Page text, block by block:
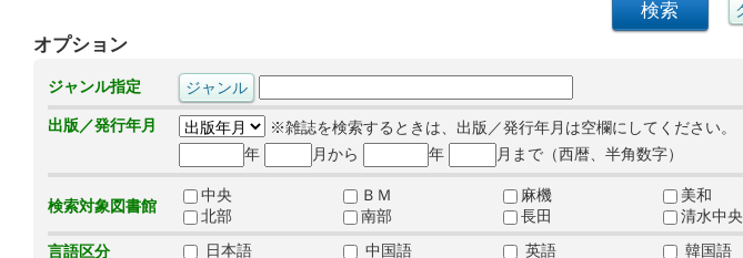
オプション
ジャンル指定
出版／発行年月
※雑誌を検索するときは、出版／発行年月は空欄にしてください。
年
月から 年 月まで（西暦、半角数字）
検索対象図書館
中央 ＢＭ 麻機 美和
北部
南部 長田 清水中央
言語区分
日本語 中国語 英語 韓国語